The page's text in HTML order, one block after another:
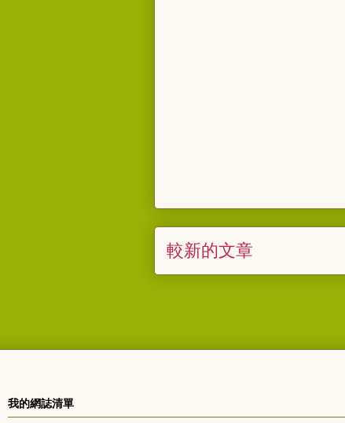
較新的文章
我的網誌清單